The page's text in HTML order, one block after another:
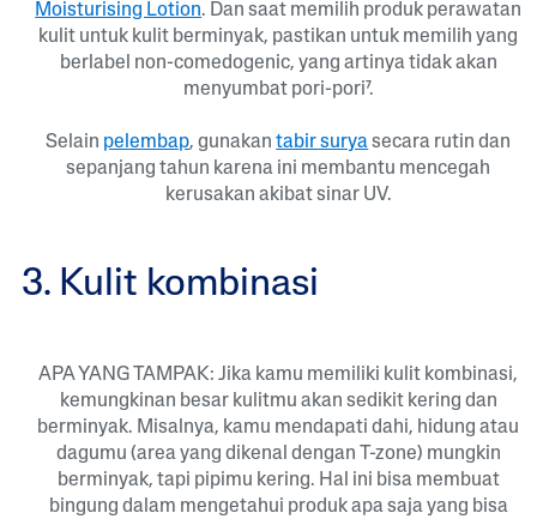
Moisturising Lotion. Dan saat memilih produk perawatan
kulit untuk kulit berminyak, pastikan untuk memilih yang
berlabel non-comedogenic, yang artinya tidak akan
menyumbat pori-pori⁷.
Selain pelembap, gunakantabir suryasecara rutin dan
sepanjang tahun karena ini membantu mencegah
kerusakan akibat sinar UV.
3. Kulit kombinasi
APA YANG TAMPAK: Jika kamu memiliki kulit kombinasi,
kemungkinan besar kulitmu akan sedikit kering dan
berminyak. Misalnya, kamu mendapati dahi, hidung atau
dagumu (area yang dikenal dengan T-zone) mungkin
berminyak, tapi pipimu kering. Hal ini bisa membuat
bingung dalam mengetahui produk apa saja yang bisa